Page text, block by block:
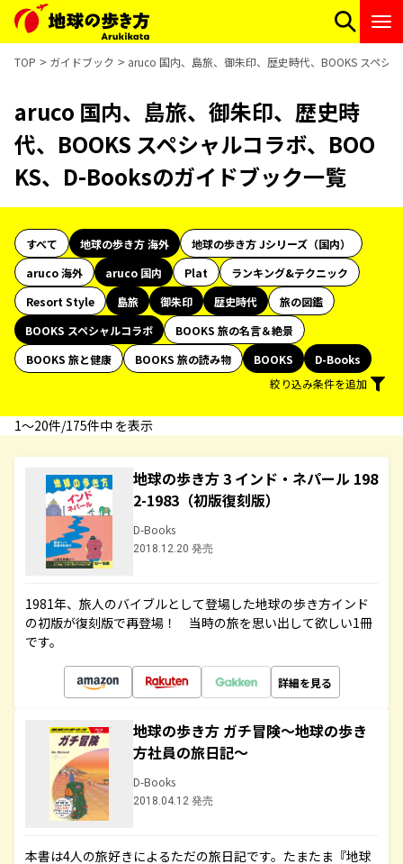
TOP ガイドブック aruco 国内、島旅、御朱印、歴史時代、BOOKS スペシ
aruco 国内、島旅、御朱印、歴史時
代、BOOKS スペシャルコラボ、BOO
KS、D-Booksのガイドブック一覧
すべて 地球の歩き方 海外
地球の歩き方 Jシリーズ（国内）
aruco 海外
aruco 国内 Plat
ランキング&テクニック
Resort Style
島旅 御朱印 歴史時代
旅の図鑑
BOOKS スペシャルコラボ
BOOKS 旅の名言＆絶景
BOOKS 旅と健康
BOOKS 旅の読み物 BOOKS
D-Books
絞り込み条件を追加
1〜20件/175件中 を表示
地球の歩き方 3 インド・ネパール 198
2-1983（初版復刻版）
D-Books
2018.12.20 発売
1981年、旅人のバイブルとして登場した地球の歩き方インド
の初版が復刻版で再登場！ 当時の旅を思い出して欲しい1冊
です。
詳細を見る
地球の歩き方 ガチ冒険～地球の歩き
方社員の旅日記～
D-Books
2018.04.12 発売
本書は4人の旅好きによるただの旅日記です。たまたま『地球